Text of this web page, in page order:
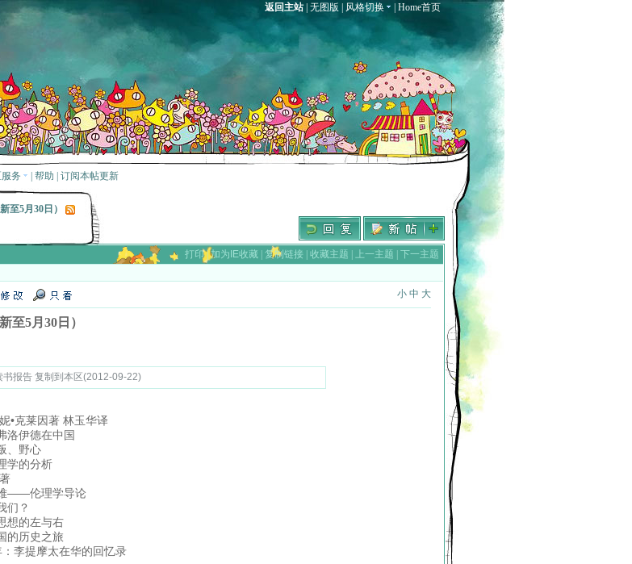
返回主站| 无图版 风格切换 Home首页
务 帮助 订阅本帖更新
至5月30日）
打印|加为IE收藏 |复制链接 |收藏主题 | 上一主题 |下一主题
小 中 大
至5月30日）
书报告 复制到本区(2012-09-22)
•克莱因著 林玉华译
伊德在中国
、野心
学的分析
——伦理学导论
们？
想的左与右
历史之旅
李提摩太在华的回忆录